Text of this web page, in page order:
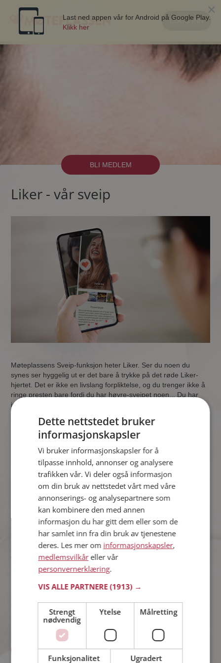
LOGG INN
BLI MEDLEM
×
Last ned appen vår for Android på Google Play.
Klikk her
Liker - vår sveip
Møteplassens Sveip-funksjon heter Liker. Ser du noen du
synes ser hyggelig ut er det bare å trykke på det røde Liker-
hjertet. Det er ikke en livslang forpliktelse, og du trenger ikke å
ringe presten bare fordi du har høyre-sveipet noen... Du har
ingenting å tape - noen ganger skjer det at det der lille klikket
Har du funnet noen som får hjertet ditt til å banke litt ekstra? Da
bør du bruke PlussLiker! Når du PlussLiker noen (du har klikket
på det gule hjertet) så ser den du flørter med dette, både i
sveip-listen, men også på deres egen profilside – uavhengig av
medlemskap. Når du sveiper blant alle fine single kommer
teksten "Han/hun liker deg!" opp hos de single som har
PlussLikt deg. Du kan altså allerede i forveien se hvem som
Liker deg. Alle våre medlemmer har tilgang til PlussLiker.
Vil du vite hvem som liker deg?
Etter forespørsel fra våre medlemmer har vi også tatt fram
muligheten for at du som er PlussVIP-medlem på forhånd kan
beundrere, og her kan du raskt og enkelt Like tilbake.
BLI MEDLEM & BEGYNN OG LIK!
Dette nettstedet bruker
informasjonskapsler
Vi bruker informasjonskapsler for å
tilpasse innhold, annonser og analysere
trafikken vår. Vi deler også informasjon
om din bruk av nettstedet vårt med våre
annonserings- og analysepartnere som
kan kombinere den med annen
informasjon du har gitt dem eller som de
har samlet inn fra din bruk av tjenestene
deres. Les mer om informasjonskapsler,
medlemsvilkåreller vår
personvernerklæring.
VIS ALLE PARTNERE(1913) →
Strengt
nødvendig
Ytelse Målretting
Funksjonalitet Ugradert